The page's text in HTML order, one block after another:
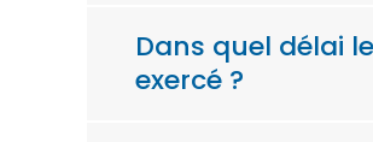
Dans quel délai
exercé ?